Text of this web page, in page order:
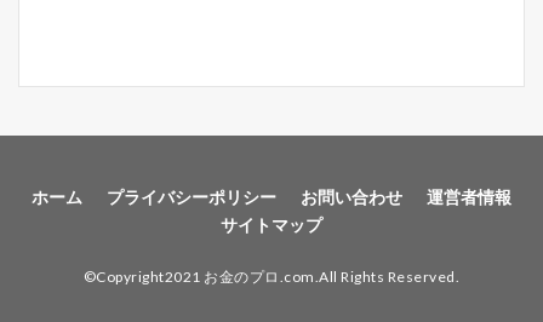
ホーム プライバシーポリシー お問い合わせ
運営者情報
サイトマップ
©Copyright2021 お金のプロ.com.All Rights Reserved.